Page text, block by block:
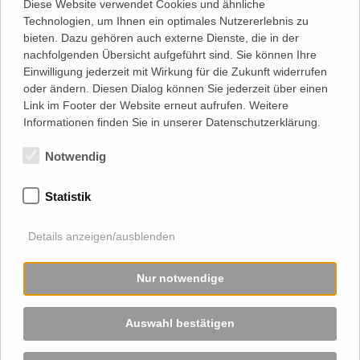
Di, 25.08, 08:15:
Stellenangebote
Klassenlehrer (m/w/d)
Russischlehrer*in (w/m/d)
Zum Archiv aller bisherigen Newsletter
Diese Website verwendet Cookies und ähnliche
Technologien, um Ihnen ein optimales Nutzererlebnis zu
bieten. Dazu gehören auch externe Dienste, die in der
nachfolgenden Übersicht aufgeführt sind. Sie können Ihre
Einwilligung jederzeit mit Wirkung für die Zukunft widerrufen
oder ändern. Diesen Dialog können Sie jederzeit über einen
Link im Footer der Website erneut aufrufen. Weitere
Informationen finden Sie in unserer Datenschutzerklärung.
Notwendig
Statistik
Details anzeigen/ausblenden
Nur notwendige
Auswahl bestätigen